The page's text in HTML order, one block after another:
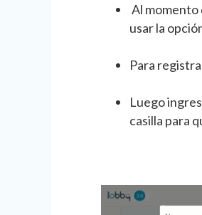
Al momento
usar la
Para
Luego
casilla para